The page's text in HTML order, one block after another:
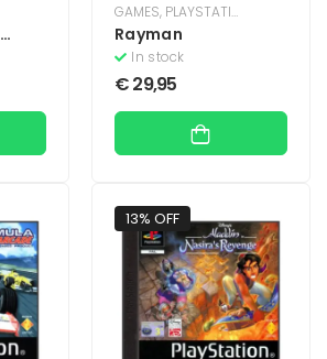
GAMES, PLAYSTATION
Rayman
In stock
€29,95
13% OFF